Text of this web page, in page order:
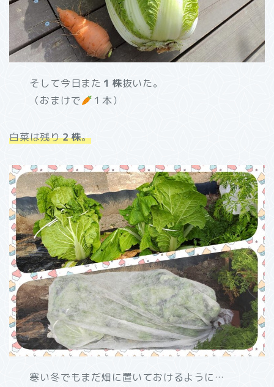
そして今日また １株抜いた。
（おまけで
１本）
白菜は残り２株。
寒い冬でもまだ畑に置いておけるように…